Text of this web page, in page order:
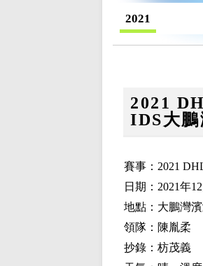
2021
2021
IDS大
賽事：2021
日期：2021年
地點：大鵬灣
領隊：陳胤柔
抄錄：枋茂義